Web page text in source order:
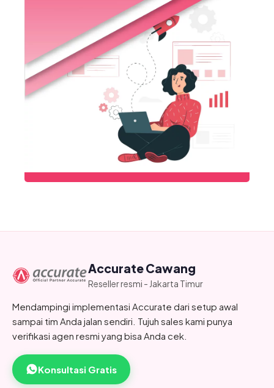
Accurate Cawang
Reseller resmi - Jakarta Timur
Mendampingi implementasi Accurate dari setup awal
sampai tim Anda jalan sendiri. Tujuh sales kami punya
verifikasi agen resmi yang bisa Anda cek.
Konsultasi Gratis